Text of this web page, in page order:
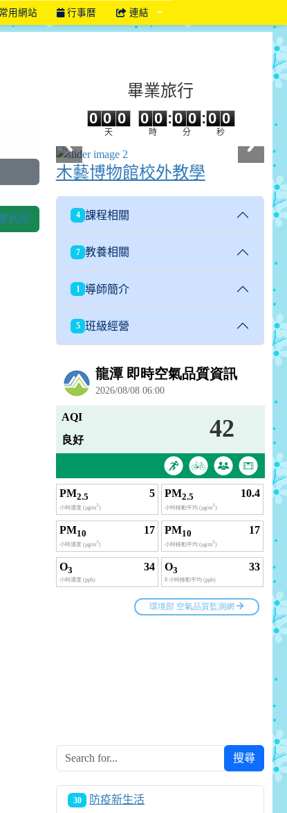
用網站 行事曆 連結
列印
畢業旅行
0 0 0
天
0
0
0
0
時
:
0
0
0
0
分
:0 0
秒
木藝博物館校外教學
4 課程相關
7 教養相關
1 導師簡介
5 班級經營
搜尋
30 防疫新生活